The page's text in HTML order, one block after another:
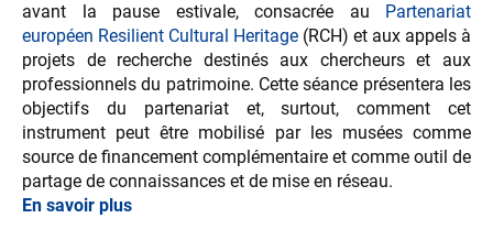
avant la pause estivale, consacrée au Partenariat
européen Resilient Cultural Heritage (RCH) et aux appels à
projets de recherche destinés aux chercheurs et aux
professionnels du patrimoine. Cette séance présentera les
objectifs du partenariat et, surtout, comment cet
instrument peut être mobilisé par les musées comme
source de financement complémentaire et comme outil de
partage de connaissances et de mise en réseau.
En savoir plus